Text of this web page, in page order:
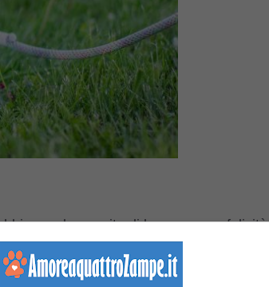
una lunga vita di benessere e
giornate, sia che si viva da soli o che